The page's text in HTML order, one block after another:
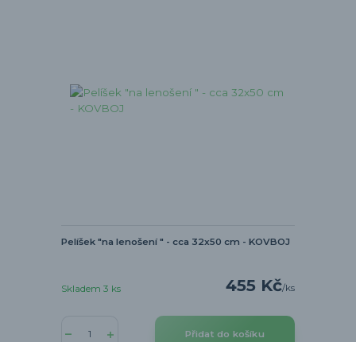
Pelíšek "na lenošení " - cca 32x50 cm - KOVBOJ
455 Kč/ks
Skladem 3 ks
Přidat do košíku